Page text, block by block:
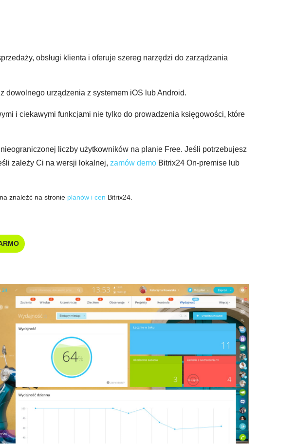
obsługi klienta i oferuje szereg narzędzi do zarządzania
dowolnego urządzenia z systemem iOS lub Android.
i ciekawymi funkcjami nie tylko do prowadzenia księgowości, które
liczby użytkowników na planie Free. Jeśli potrzebujesz
zależy Ci na wersji lokalnej, zamów demo Bitrix24 On-premise lub
znaleźć na stronie planów i cen Bitrix24.